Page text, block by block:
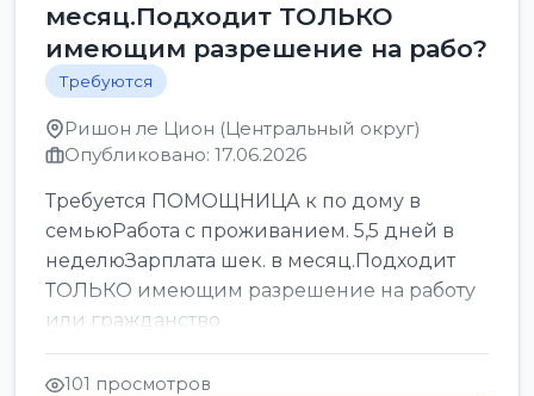
месяц.Подходит ТОЛЬКО
имеющим разрешение на рабо?
Требуются
Ришон ле Цион (Центральный округ)
Опубликовано: 17.06.2026
Требуется ПОМОЩНИЦА к по дому в
семьюРабота с проживанием. 5,5 дней в
неделюЗарплата шек. в месяц.Подходит
ТОЛЬКО имеющим разрешение на работу
или гражданство
101 просмотров